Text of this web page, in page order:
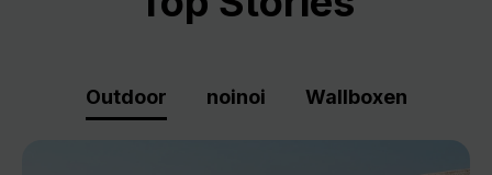
Outdoor noinoi Wallboxen